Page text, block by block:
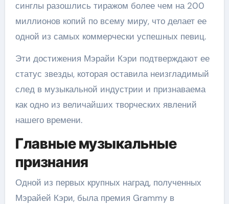
синглы разошлись тиражом более чем на 200
миллионов копий по всему миру, что делает ее
одной из самых коммерчески успешных певиц.
Эти достижения Мэрайи Кэри подтверждают ее
статус звезды, которая оставила неизгладимый
след в музыкальной индустрии и признаваема
как одно из величайших творческих явлений
нашего времени.
Главные музыкальные
признания
Одной из первых крупных наград, полученных
Мэрайей Кэри, была премия Grammy в